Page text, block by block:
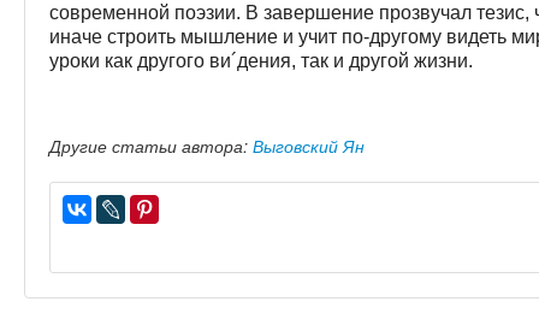
современной поэзии. В завершение прозвучал тезис,
иначе строить мышление и учит по-другому видеть
уроки как другого ви´дения, так и другой жизни.
Другие статьи автора: Выговский Ян